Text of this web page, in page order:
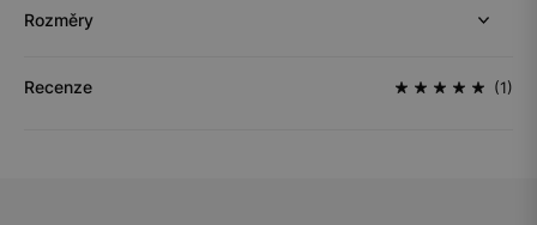
Rozměry
Recenze (1)